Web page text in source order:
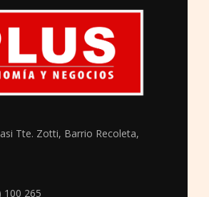
Tte. Zotti, Barrio Recoleta,
100 265